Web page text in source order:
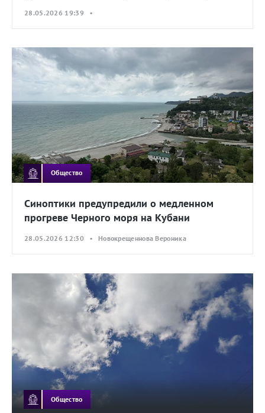
28.05.2026 19:39 •
Общество
Синоптики предупредили о медленном
прогреве Черного моря на Кубани
28.05.2026 12:30 • Новокрещеннова Вероника
Общество